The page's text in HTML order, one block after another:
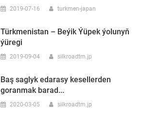
2019-07-16 turkmen-japan
Türkmenistan – Beýik Ýüpek ýolunyň
ýüregi
2019-09-04 silkroadtm.jp
Baş saglyk edarasy kesellerden
goranmak barad...
2020-03-05 silkroadtm.jp